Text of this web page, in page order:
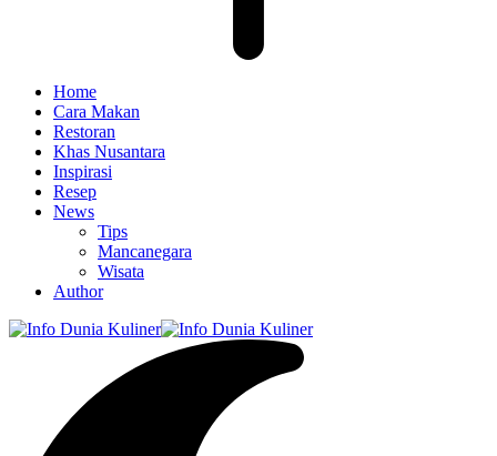
Home
Cara Makan
Restoran
Khas Nusantara
Inspirasi
Resep
News
Tips
Mancanegara
Wisata
Author